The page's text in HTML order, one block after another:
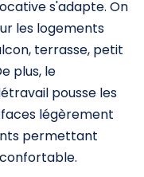
s'adapte. On
les logements
terrasse, petit
plus, le
pousse les
légèrement
permettant